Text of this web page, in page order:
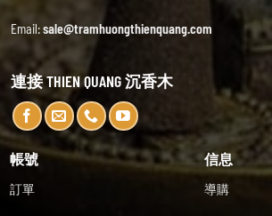
Email:sale@tramhuongthienquang.com
連接 THIEN QUANG 沉香木
帳號
訂單
信息
導購